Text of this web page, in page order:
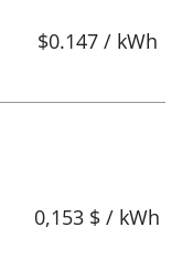
$0.147 / kWh
0,153 $ / kWh